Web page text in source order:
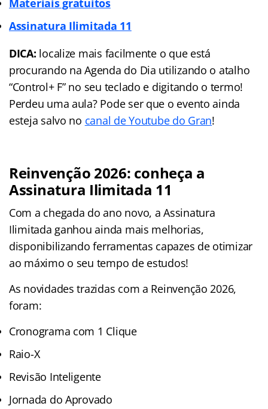
Assinatura Ilimitada 11
DICA: localize mais facilmente o que está
procurando na Agenda do Dia utilizando o atalho
“Control+ F” no seu teclado e digitando o termo!
Perdeu uma aula? Pode ser que o evento ainda
esteja salvo no canal de Youtube do Gran!
Reinvenção 2026: conheça a
Assinatura Ilimitada 11
Com a chegada do ano novo, a Assinatura
Ilimitada ganhou ainda mais melhorias,
disponibilizando ferramentas capazes de otimizar
ao máximo o seu tempo de estudos!
As novidades trazidas com a Reinvenção 2026,
foram:
Cronograma com 1 Clique
Raio-X
Revisão Inteligente
Jornada do Aprovado